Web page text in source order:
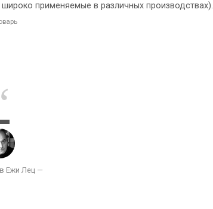
применяемые в различных производствах).